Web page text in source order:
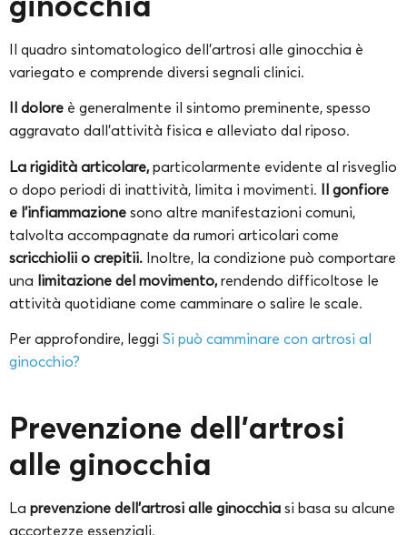
Il quadro sintomatologico dell’artrosi alle ginocchia è
variegato e comprende diversi segnali clinici.
Il dolore è generalmente il sintomo preminente, spesso
aggravato dall’attività fisica e alleviato dal riposo.
La rigidità articolare, particolarmente evidente al risveglio
o dopo periodi di inattività, limita i movimenti. Il gonfiore
e l’infiammazione sono altre manifestazioni comuni,
talvolta accompagnate da rumori articolari come
scricchiolii o crepitii. Inoltre, la condizione può comportare
una limitazione del movimento, rendendo difficoltose le
attività quotidiane come camminare o salire le scale.
Per approfondire, leggi Si può camminare con artrosi al
ginocchio?
Prevenzione dell’artrosi
alle ginocchia
La prevenzione dell’artrosi alle ginocchia si basa su alcune
accortezze essenziali.